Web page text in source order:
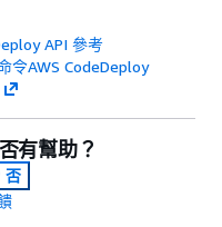
API 參考
令AWS CodeDeploy
有幫助？
否